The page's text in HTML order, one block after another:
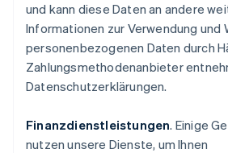
und kann diese Daten an andere
Informationen zur Verwendung und
personenbezogenen Daten durch
Zahlungsmethodenanbieter
Datenschutzerklärungen.
Finanzdienstleistungen. Einige
nutzen unsere Dienste, um Ihnen